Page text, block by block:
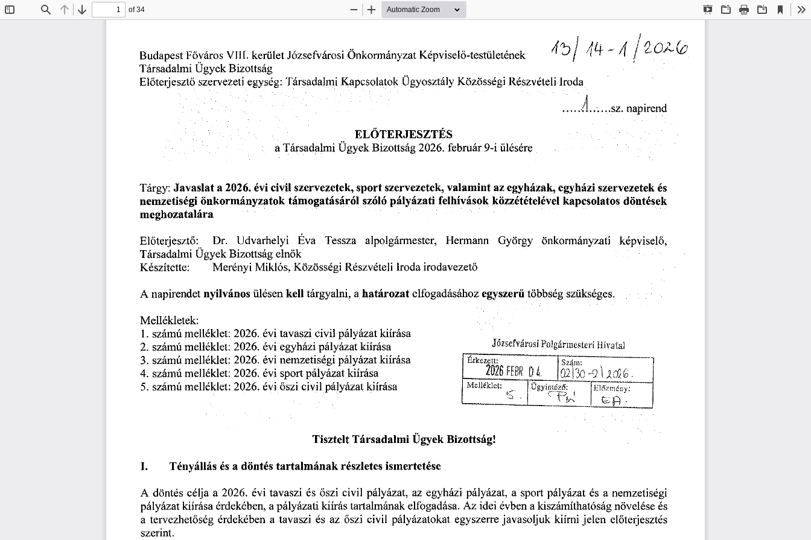
Find Previous
Next
of 34
Presentation
OpenPrint Download
Current
View
Zoom
Zoom
Budapest Főváros VIII. kerület Józsefvárosi Önkormányzat Képviselő-testületének
Társadalmi Ügyek Bizottság
Előterjesztő szervezeti egység: Társadalmi Kapcsolatok Ügyosztály Közösségi Részvételi Iroda
Á.;...sz.
napirend
ELŐTERJESZTÉS
a Társadalmi Ügyek Bizottság 2026. február 9-i ülésére
Tárgy: Javaslat a 2026. évi civil szervezetek, sport szervezetek, valamint az egyházak, egyházi szervezetek és
nemzetiségi önkormányzatok támogatásáról szóló pályázati felhívások közzétételével kapcsolatos döntések
meghozatalára
Előterjesztő: Dr. Udvarhelyi Éva Tessza alpolgármester, Hermann György önkormányzati
képviselő,
Társadalmi Ügyek Bizottság elnök
Készítette:
Merényi Miklós, Közösségi Részvételi Iroda irodavezető
A napirendet nyilvános ülésen kell tárgyalni, a határozat elfogadásához egyszerű többség szükséges.
Mellékletek:
1.
számú melléklet: 2026. évi tavaszi civil pályázat kiírása
2.
számú melléklet: 2026. évi egyházi pályázat kiírása
3.
számú melléklet: 2026. évi nemzetiségi pályázat kiírása
4.
számú melléklet: 2026. évi sport pályázat kiírása
5.
számú melléklet: 2026. évi őszi civil pályázat kiírása
Józsefvárosi Polgármesteri Hivatal
Érkezett:
2026 FEBR 04.
Szám:
02
Melléklet; Ügyintéző:
Előzmény:
T (vx Cip -
Tisztelt Társadalmi Ügyek Bizottság!
I. Tényállás és a döntés tartalmának részletes ismertetése
A döntés célja a 2026. évi tavaszi és őszi civil pályázat, az egyházi pályázat, a sport pályázat és a nemzetiségi
pályázat kiírása érdekében, a pályázati kiírás tartalmának elfogadása. Az idei évben a kiszámíthatóság növelése és
a tervezhetőség érdekében a tavaszi és az őszi civil pályázatokat egyszerre javasoljuk kiírni jelen előterjesztés
szerint.